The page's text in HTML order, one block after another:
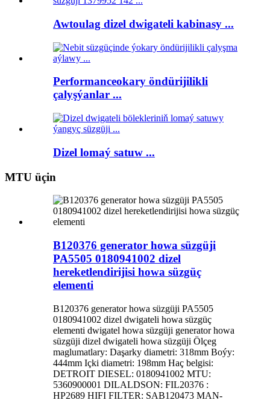
Awtoulag dizel dwigateli kabinasy ...
Performanceokary öndürijilikli
çalyşýanlar ...
Dizel lomaý satuw ...
MTU üçin
B120376 generator howa süzgüji
PA5505 0180941002 dizel
hereketlendirijisi howa süzgüç
elementi
B120376 generator howa süzgüji PA5505
0180941002 dizel dwigateli howa süzgüç
elementi dwigatel howa süzgüji generator howa
süzgüji dizel dwigateli howa süzgüji Ölçeg
maglumatlary: Daşarky diametri: 318mm Boýy:
444mm Içki diametri: 198mm Haç belgisi:
DETROIT DIESEL: 0180941002 MTU:
5360900001 DILALDSON: FIL20376 :
HP2689 HIFI FILTER: SAB120473 MAN-